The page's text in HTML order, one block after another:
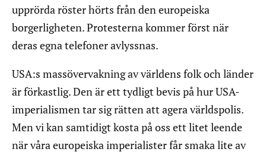
upprörda röster hörts från den europeiska
borgerligheten. Protesterna kommer först när
deras egna telefoner avlyssnas.
USA:s massövervakning av världens folk och länder
är förkastlig. Den är ett tydligt bevis på hur USA-
imperialismen tar sig rätten att agera världspolis.
Men vi kan samtidigt kosta på oss ett litet leende
när våra europeiska imperialister får smaka lite av